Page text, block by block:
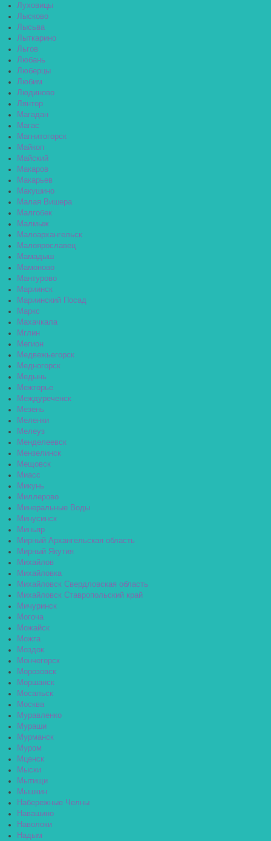
Луховицы
Лысково
Лысьва
Лыткарино
Льгов
Любань
Люберцы
Любим
Людиново
Лянтор
Магадан
Магас
Магнитогорск
Майкоп
Майский
Макаров
Макарьев
Макушино
Малая Вишера
Малгобек
Малмыж
Малоархангельск
Малоярославец
Мамадыш
Мамоново
Мантурово
Мариинск
Мариинский Посад
Маркс
Махачкала
Мглин
Мегион
Медвежьегорск
Медногорск
Медынь
Межгорье
Междуреченск
Мезень
Меленки
Мелеуз
Менделеевск
Мензелинск
Мещовск
Миасс
Микунь
Миллерово
Минеральные Воды
Минусинск
Миньяр
Мирный Архангельская область
Мирный Якутия
Михайлов
Михайловка
Михайловск Свердловская область
Михайловск Ставропольский край
Мичуринск
Могоча
Можайск
Можга
Моздок
Мончегорск
Морозовск
Моршанск
Мосальск
Москва
Муравленко
Мураши
Мурманск
Муром
Мценск
Мыски
Мытищи
Мышкин
Набережные Челны
Навашино
Наволоки
Надым